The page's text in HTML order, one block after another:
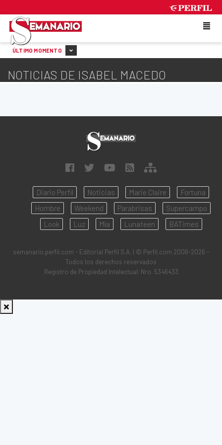
ÚLTIMO MOMENTO
NOTICIAS DE ISABEL MACEDO
Diario Perfil Noticias Marie Claire
Fortuna
Hombre
Weekend Parabrisas
Supercampo
Look
Luz Mía Lunateen BATimes
semanario.perfil.com - Editorial Perfil S.A. | © Perfil.com 2006-2026 -
Todos los derechos reservados
Registro de Propiedad Intelectual: Nro. 5346433